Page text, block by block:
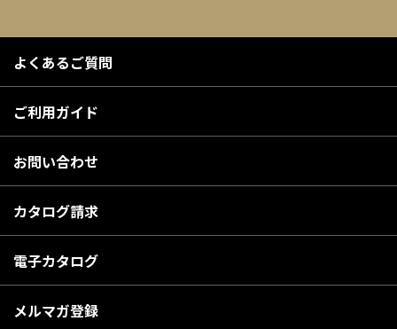
よくあるご質問
ご利用ガイド
お問い合わせ
カタログ請求
電子カタログ
メルマガ登録